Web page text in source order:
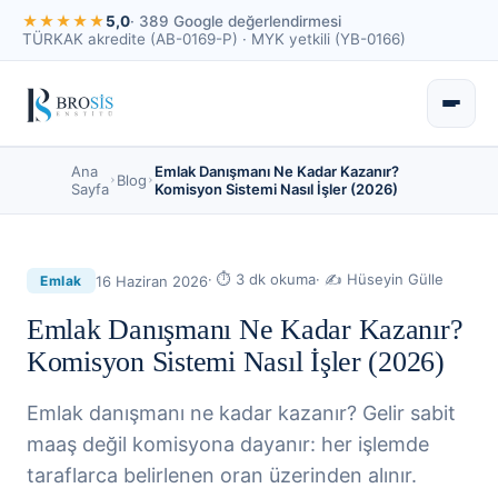
★★★★★5,0· 389 Google değerlendirmesi
TÜRKAK akredite (AB-0169-P) · MYK yetkili (YB-0166)
Ana
Sayfa Blog Emlak Danışmanı Ne Kadar Kazanır?
Komisyon Sistemi Nasıl İşler (2026)
Emlak 16 Haziran 2026· ⏱ 3 dk okuma· ✍ Hüseyin Gülle
Emlak Danışmanı Ne Kadar Kazanır?
Komisyon Sistemi Nasıl İşler (2026)
Emlak danışmanı ne kadar kazanır? Gelir sabit
maaş değil komisyona dayanır: her işlemde
taraflarca belirlenen oran üzerinden alınır.